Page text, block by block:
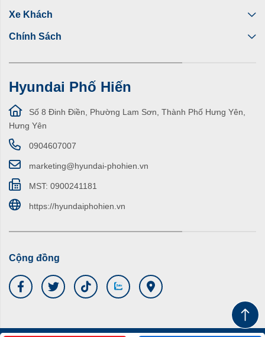
Xe Khách
Chính Sách
Hyundai Phố Hiến
Số 8 Đinh Điền, Phường Lam Sơn, Thành Phố Hưng Yên,
Hưng Yên
0904607007
marketing@hyundai-phohien.vn
MST: 0900241181
https://hyundaiphohien.vn
Cộng đồng